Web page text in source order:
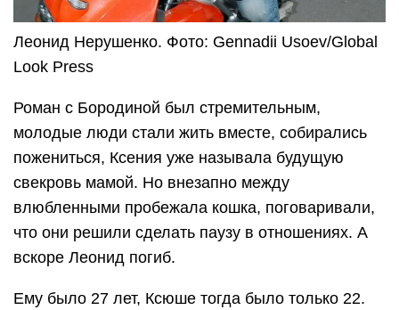
Леонид Нерушенко. Фото: Gennadii Usoev/Global
Look Press
Роман с Бородиной был стремительным,
молодые люди стали жить вместе, собирались
пожениться, Ксения уже называла будущую
свекровь мамой. Но внезапно между
влюбленными пробежала кошка, поговаривали,
что они решили сделать паузу в отношениях. А
вскоре Леонид погиб.
Ему было 27 лет, Ксюше тогда было только 22.